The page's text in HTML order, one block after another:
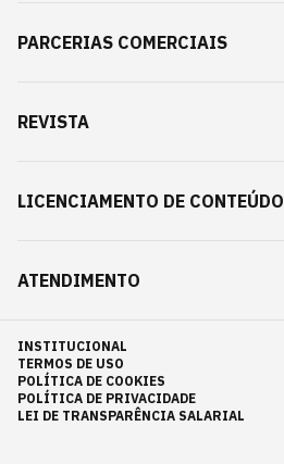
PARCERIAS COMERCIAIS
REVISTA
LICENCIAMENTO DE CONTEÚDO
ATENDIMENTO
INSTITUCIONAL
TERMOS DE USO
POLÍTICA DE COOKIES
POLÍTICA DE PRIVACIDADE
LEI DE TRANSPARÊNCIA SALARIAL